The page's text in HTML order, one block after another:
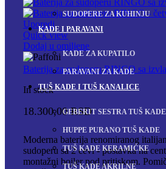
SUDOPERE ZA KUHINJU
KADE I PARAVANI
KADE ZA KUPATILO
PARAVANI ZA KADE
TUŠ KADE I TUŠ KANALICE
GEBERIT SESTRA TUŠ KADE
HUPPE PURANO TUŠ KADE
TUŠ KADE KERAMIČKE
TUŠ KADE AKRILNE
Uporedi
Quick view
Dodaj u omiljene
Baterija za sudoperu RINGO sa
In stock
18.300,00RSD
Moderna baterija renomiranog
sudoperu sa 2 cevi - postavka na
montažni bojler pod pritiskom.